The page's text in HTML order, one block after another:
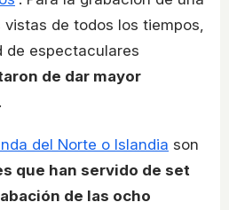
de todos los tiempos,
de espectaculares
de dar mayor
.
del Norte o Islandia son
que han servido de set
de las ocho